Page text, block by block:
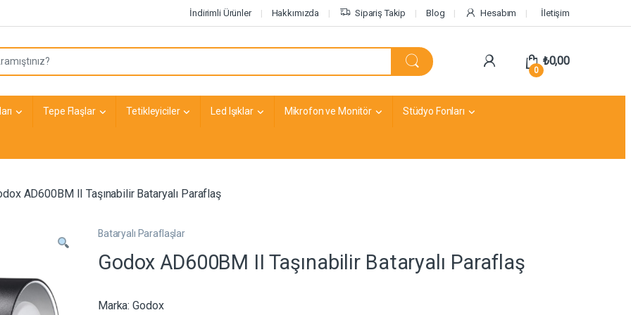
İndirimli Ürünler Hakkımızda Sipariş Takip Blog Hesabım İletişim
0
₺0,00
Tepe Flaşlar Tetikleyiciler Led Işıklar Mikrofon ve Monitör Stüdyo Fonları
AD600BM II Taşınabilir Bataryalı Paraflaş
Bataryalı Paraflaşlar
Godox AD600BM II Taşınabilir Bataryalı Paraflaş
Marka: Godox